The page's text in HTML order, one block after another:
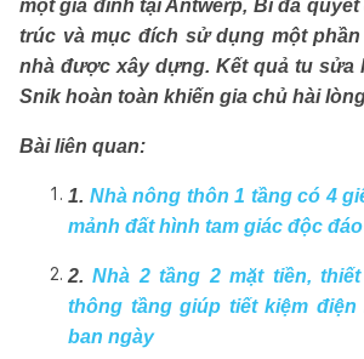
một gia đình tại Antwerp, Bỉ đã
trúc và mục đích sử dụng một
nhà được xây dựng. Kết quả tu sửa
Snik hoàn toàn khiến gia chủ hài
Bài liên quan:
1. Nhà nông thôn 1 tầng có 4
mảnh đất hình tam giác độc đáo
2.Nhà 2 tầng 2 mặt tiền,
thông tầng giúp tiết kiệm điện
ban ngày